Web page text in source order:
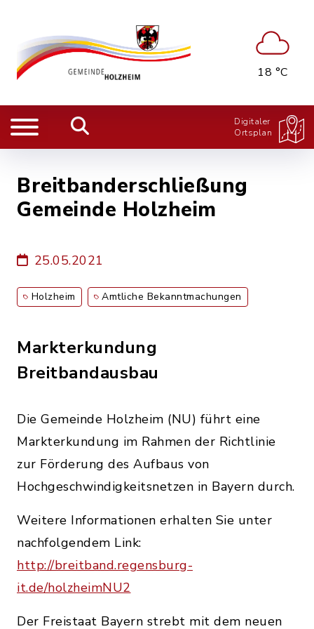
18 °C
Digitaler
Ortsplan
Breitbanderschließung
Gemeinde Holzheim
25.05.2021
Holzheim Amtliche Bekanntmachungen
Markterkundung
Breitbandausbau
Die Gemeinde Holzheim (NU) führt eine
Markterkundung im Rahmen der Richtlinie
zur Förderung des Aufbaus von
Hochgeschwindigkeitsnetzen in Bayern durch.
Weitere Informationen erhalten Sie unter
nachfolgendem Link:
http://breitband.regensburg-
it.de/holzheimNU2
Der Freistaat Bayern strebt mit dem neuen